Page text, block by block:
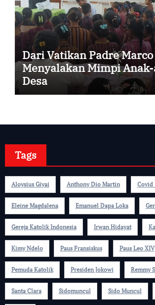
Dari Vatikan Padre
Menyalakan Mimpi
Desa
Tags
Aloysius Giyai Anthony Dio Martin Covid
Eleine Magdalena Emanuel Dapa Loka
Gereja Katolik Indonesia Irwan Hidayat
Kimy Ndelo Paus Fransiskus Paus Leo XIV
Pemuda Katolik Presiden Jokowi Remmy
Santa Clara Sidomuncul Sido Muncul